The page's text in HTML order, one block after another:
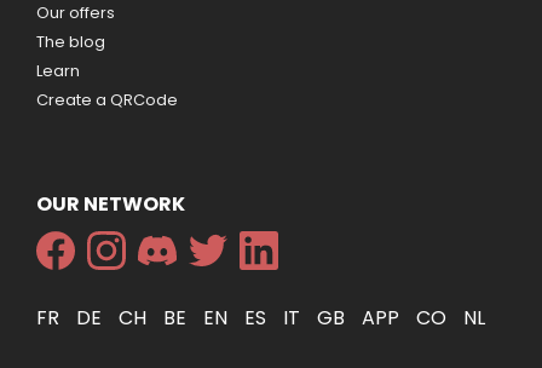
Our offers
The blog
Learn
Create a QRCode
OUR NETWORK
FR DE CH BE EN ES IT GB APP CO NL